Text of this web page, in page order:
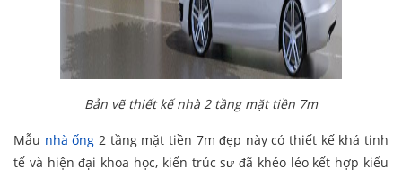
Bản vẽ thiết kế nhà 2 tầng mặt tiền 7m
Mẫu nhà ống 2 tầng mặt tiền 7m đẹp này có thiết kế khá tinh
tế và hiện đại khoa học, kiến trúc sư đã khéo léo kết hợp kiểu